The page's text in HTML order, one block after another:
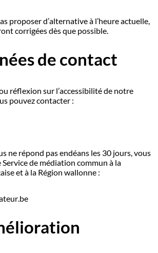
proposer d’alternative à l’heure actuelle,
corrigées dès que possible.
de contact
réflexion sur l’accessibilité de notre
pouvez contacter :
ne répond pas endéans les 30 jours, vous
de médiation commun à la
et à la Région wallonne :